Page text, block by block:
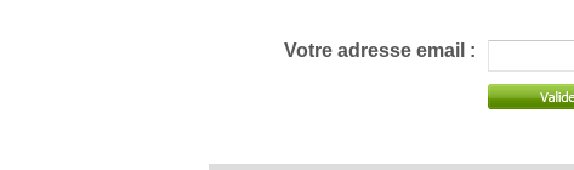
Votre adresse email :